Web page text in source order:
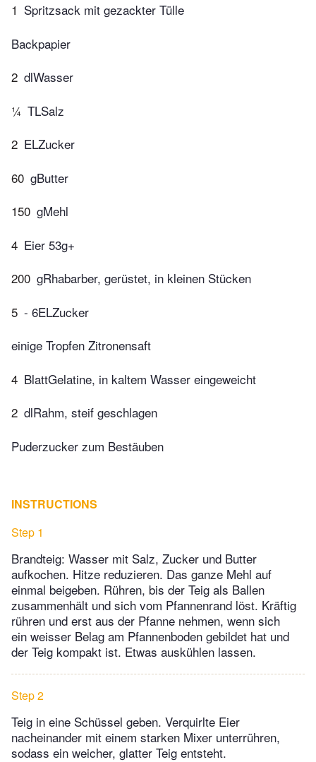
1 Spritzsack mit gezackter Tülle
Backpapier
2 dlWasser
¼ TLSalz
2 ELZucker
60 gButter
150 gMehl
4 Eier 53g+
200 gRhabarber, gerüstet, in kleinen Stücken
5 - 6ELZucker
einige Tropfen Zitronensaft
4 BlattGelatine, in kaltem Wasser eingeweicht
2 dlRahm, steif geschlagen
Puderzucker zum Bestäuben
INSTRUCTIONS
Step 1
Brandteig: Wasser mit Salz, Zucker und Butter
aufkochen. Hitze reduzieren. Das ganze Mehl auf
einmal beigeben. Rühren, bis der Teig als Ballen
zusammenhält und sich vom Pfannenrand löst. Kräftig
rühren und erst aus der Pfanne nehmen, wenn sich
ein weisser Belag am Pfannenboden gebildet hat und
der Teig kompakt ist. Etwas auskühlen lassen.
Step 2
Teig in eine Schüssel geben. Verquirlte Eier
nacheinander mit einem starken Mixer unterrühren,
sodass ein weicher, glatter Teig entsteht.